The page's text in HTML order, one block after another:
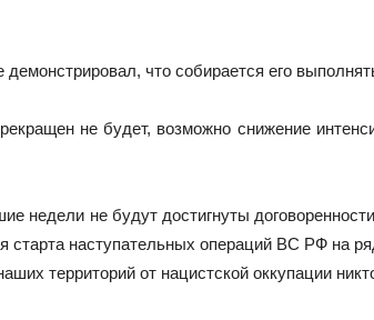
демонстрировал, что собирается его
не будет, возможно снижение
недели не будут достигнуты
старта наступательных операций ВС РФ на
территорий от нацистской оккупации